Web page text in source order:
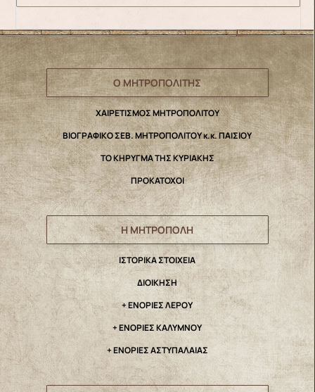
Ο ΜΗΤΡΟΠΟΛΙΤΗΣ
ΧΑΙΡΕΤΙΣΜΟΣ ΜΗΤΡΟΠΟΛΙΤΟΥ
ΒΙΟΓΡΑΦΙΚΟ ΣΕΒ. ΜΗΤΡΟΠΟΛΙΤΟΥ κ.κ. ΠΑΙΣΙΟΥ
ΤΟ ΚΗΡΥΓΜΑ ΤΗΣ ΚΥΡΙΑΚΗΣ
ΠΡΟΚΑΤΟΧΟΙ
Η ΜΗΤΡΟΠΟΛΗ
IΣΤΟΡΙΚΑ ΣΤΟΙΧΕΙΑ
ΔΙΟΙΚΗΣΗ
+ ΕΝΟΡΙΕΣ ΛΕΡΟΥ
+ ΕΝΟΡΙΕΣ ΚΑΛΥΜΝΟΥ
+ ΕΝΟΡΙΕΣ ΑΣΤΥΠΑΛΑΙΑΣ